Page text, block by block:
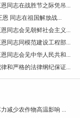
同志在战胜节之际凭吊...
恩 同志在祖国解放战...
同志会见朝鲜社会主义...
同志同模范建设工程部...
同志会见中华人民共和...
和严格的法律纲纪保证...
减少农作物高温影响 ...